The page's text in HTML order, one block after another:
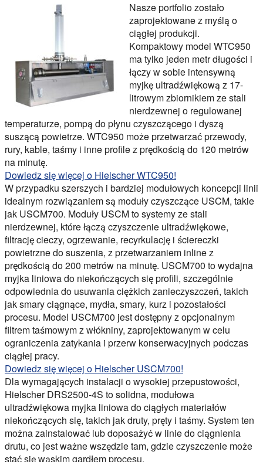
Nasze portfolio zostało
zaprojektowane z myślą o
ciągłej produkcji.
Kompaktowy model WTC950
ma tylko jeden metr długości i
łączy w sobie intensywną
myjkę ultradźwiękową z 17-
litrowym zbiornikiem ze stali
nierdzewnej o regulowanej
temperaturze, pompą do płynu czyszczącego i dyszą
suszącą powietrze. WTC950 może przetwarzać przewody,
rury, kable, taśmy i inne profile z prędkością do 120 metrów
na minutę.
Dowiedz się więcej o Hielscher WTC950!
W przypadku szerszych i bardziej modułowych koncepcji linii
idealnym rozwiązaniem są moduły czyszczące USCM, takie
jak USCM700. Moduły USCM to systemy ze stali
nierdzewnej, które łączą czyszczenie ultradźwiękowe,
filtrację cieczy, ogrzewanie, recyrkulację i ściereczki
powietrzne do suszenia, z przetwarzaniem inline z
prędkością do 200 metrów na minutę. USCM700 to wydajna
myjka liniowa do niekończących się profili, szczególnie
odpowiednia do usuwania ciężkich zanieczyszczeń, takich
jak smary ciągnące, mydła, smary, kurz i pozostałości
procesu. Model USCM700 jest dostępny z opcjonalnym
filtrem taśmowym z włókniny, zaprojektowanym w celu
ograniczenia zatykania i przerw konserwacyjnych podczas
ciągłej pracy.
Dowiedz się więcej o Hielscher USCM700!
Dla wymagających instalacji o wysokiej przepustowości,
Hielscher DRS2500-4S to solidna, modułowa
ultradźwiękowa myjka liniowa do ciągłych materiałów
niekończących się, takich jak druty, pręty i taśmy. System ten
można zainstalować lub doposażyć w linie do ciągnienia
drutu, co jest ważne wszędzie tam, gdzie czyszczenie może
stać się wąskim gardłem procesu.